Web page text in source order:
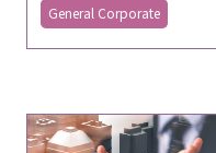
General Corporate